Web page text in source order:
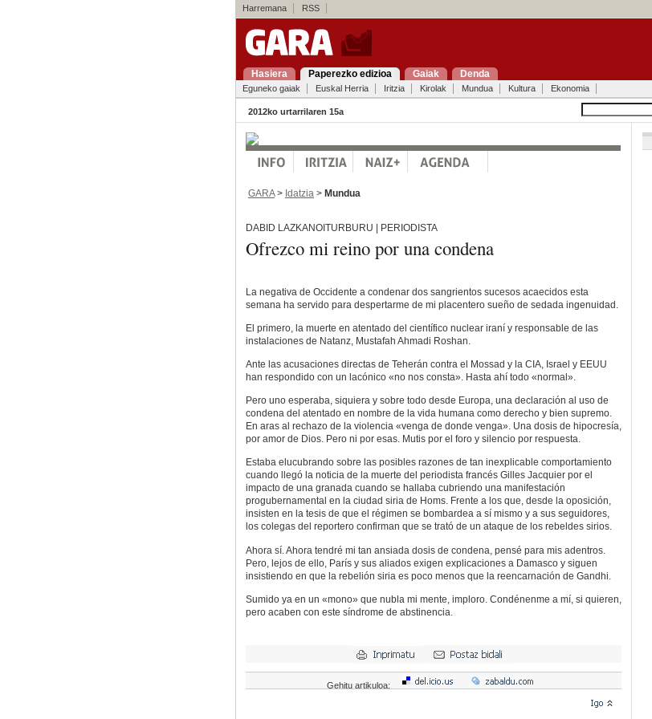
Harremana RSS
Hasiera Paperezko edizioa Gaiak Denda
Eguneko gaiak Euskal Herria Iritzia Kirolak Mundua Kultura Ekonomia
2012ko urtarrilaren 15a
GARA> Idatzia > Mundua
DABID LAZKANOITURBURU | PERIODISTA
Ofrezco mi reino por una condena
La negativa de Occidente a condenar dos sangrientos sucesos acaecidos esta
semana ha servido para despertarme de mi placentero sueño de sedada ingenuidad.
El primero, la muerte en atentado del científico nuclear iraní y responsable de las
instalaciones de Natanz, Mustafah Ahmadi Roshan.
Ante las acusaciones directas de Teherán contra el Mossad y la CIA, Israel y EEUU
han respondido con un lacónico «no nos consta». Hasta ahí todo «normal».
Pero uno esperaba, siquiera y sobre todo desde Europa, una declaración al uso de
condena del atentado en nombre de la vida humana como derecho y bien supremo.
En aras al rechazo de la violencia «venga de donde venga». Una dosis de hipocresía,
por amor de Dios. Pero ni por esas. Mutis por el foro y silencio por respuesta.
Estaba elucubrando sobre las posibles razones de tan inexplicable comportamiento
cuando llegó la noticia de la muerte del periodista francés Gilles Jacquier por el
impacto de una granada cuando se hallaba cubriendo una manifestación
progubernamental en la ciudad siria de Homs. Frente a los que, desde la oposición,
insisten en la tesis de que el régimen se bombardea a sí mismo y a sus seguidores,
los colegas del reportero confirman que se trató de un ataque de los rebeldes sirios.
Ahora sí. Ahora tendré mi tan ansiada dosis de condena, pensé para mis adentros.
Pero, lejos de ello, París y sus aliados exigen explicaciones a Damasco y siguen
insistiendo en que la rebelión siria es poco menos que la reencarnación de Gandhi.
Sumido ya en un «mono» que nubla mi mente, imploro. Condénenme a mí, si quieren,
pero acaben con este síndrome de abstinencia.
Gehitu artikuloa: